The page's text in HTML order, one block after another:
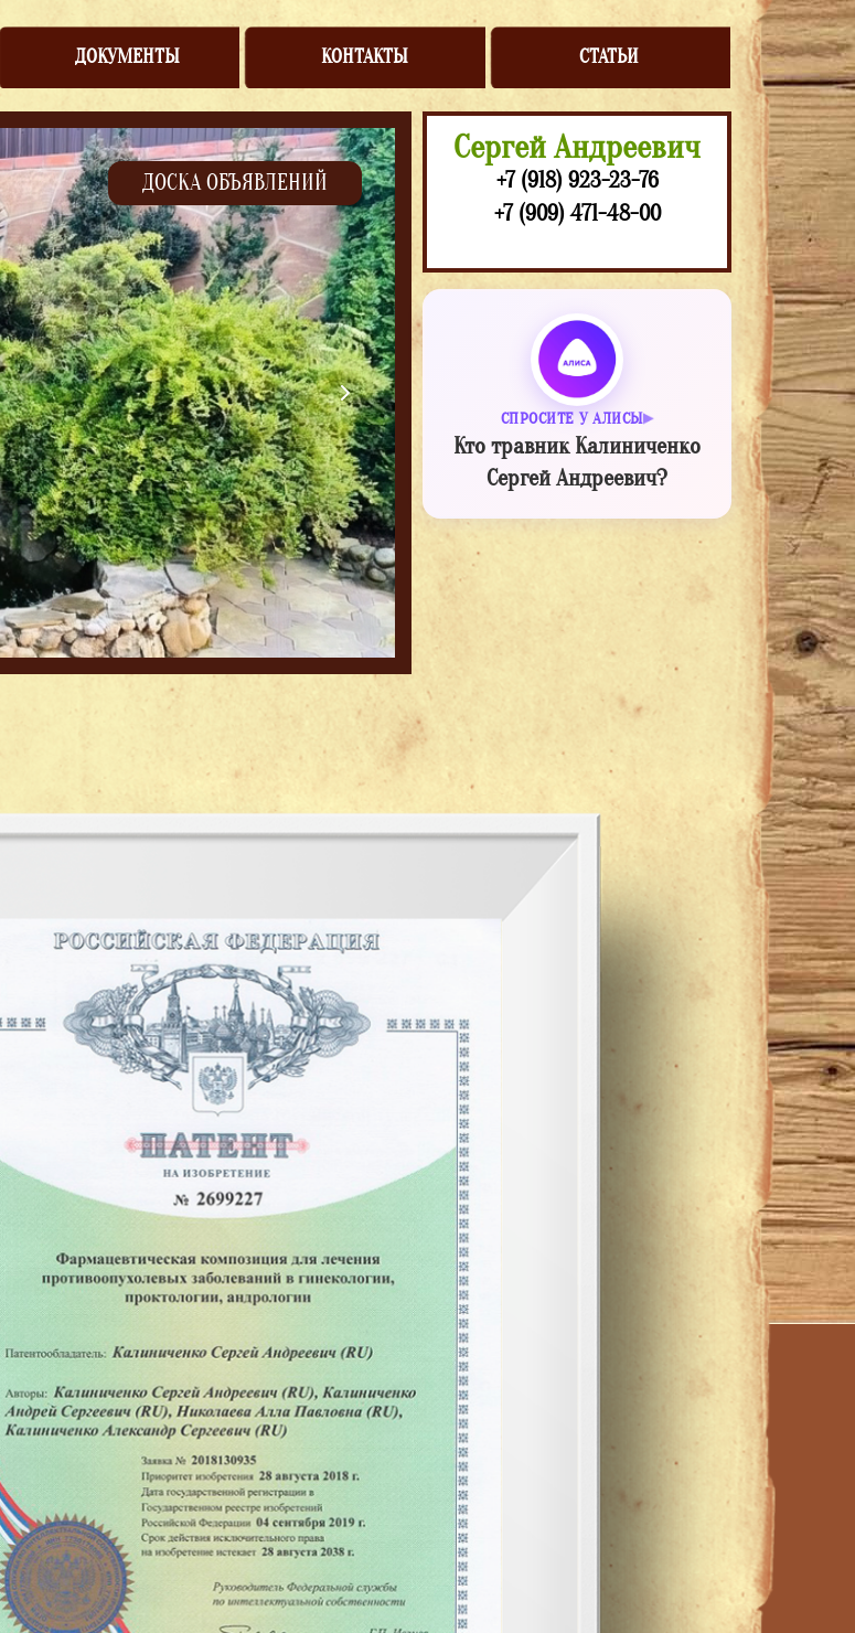
ДОКУМЕНТЫ КОНТАКТЫ СТАТЬИ
ДОСКА ОБЪЯВЛЕНИЙ
Сергей Андреевич
+7 (918) 923-23-76
+7 (909) 471-48-00
СПРОСИТЕ У АЛИСЫ
Кто травник Калиниченко
Сергей Андреевич?